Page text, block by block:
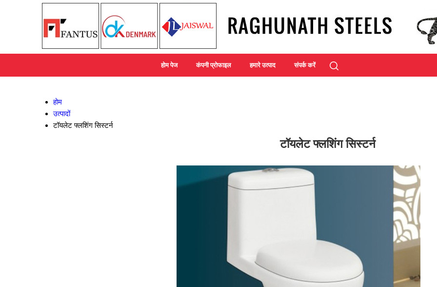
होम पेज कंपनी प्रोफाइल हमारे उत्पाद संपर्क करें
होम
उत्पादों
टॉयलेट फ्लशिंग सिस्टर्न
टॉयलेट फ्लशिंग सिस्टर्न